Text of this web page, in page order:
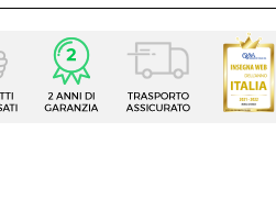
Portavaso
Ovale